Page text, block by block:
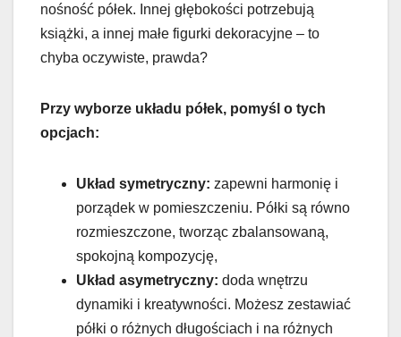
nośność półek. Innej głębokości potrzebują
książki, a innej małe figurki dekoracyjne – to
chyba oczywiste, prawda?
Przy wyborze układu półek, pomyśl o tych
opcjach:
Układ symetryczny: zapewni harmonię i
porządek w pomieszczeniu. Półki są równo
rozmieszczone, tworząc zbalansowaną,
spokojną kompozycję,
Układ asymetryczny: doda wnętrzu
dynamiki i kreatywności. Możesz zestawiać
półki o różnych długościach i na różnych